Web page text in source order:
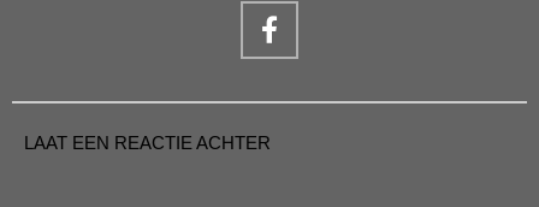
LAAT EEN REACTIE ACHTER